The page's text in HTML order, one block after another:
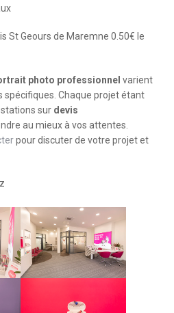
St Geours de Maremne 0.50€ le
photo professionnel varient
spécifiques. Chaque projet étant
sur devis
au mieux à vos attentes.
pour discuter de votre projet et